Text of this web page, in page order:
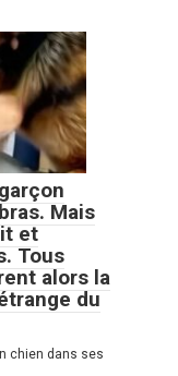
Mais
et
Tous
alors la
du
chien dans ses